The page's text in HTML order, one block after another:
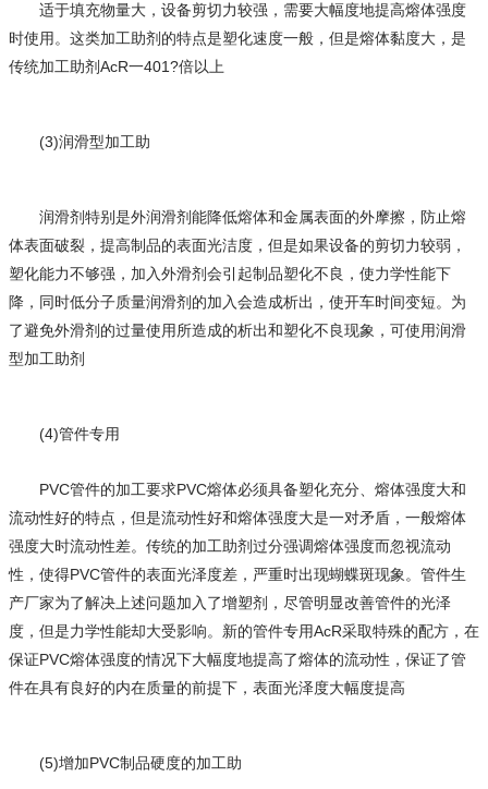
适于填充物量大，设备剪切力较强，需要大幅度地提高熔体强度
时使用。这类加工助剂的特点是塑化速度一般，但是熔体黏度大，是
传统加工助剂AcR一401?倍以上
(3)润滑型加工助
润滑剂特别是外润滑剂能降低熔体和金属表面的外摩擦，防止熔
体表面破裂，提高制品的表面光洁度，但是如果设备的剪切力较弱，
塑化能力不够强，加入外滑剂会引起制品塑化不良，使力学性能下
降，同时低分子质量润滑剂的加入会造成析出，使开车时间变短。为
了避免外滑剂的过量使用所造成的析出和塑化不良现象，可使用润滑
型加工助剂
(4)管件专用
PVC管件的加工要求PVC熔体必须具备塑化充分、熔体强度大和
流动性好的特点，但是流动性好和熔体强度大是一对矛盾，一般熔体
强度大时流动性差。传统的加工助剂过分强调熔体强度而忽视流动
性，使得PVC管件的表面光泽度差，严重时出现蝴蝶斑现象。管件生
产厂家为了解决上述问题加入了增塑剂，尽管明显改善管件的光泽
度，但是力学性能却大受影响。新的管件专用AcR采取特殊的配方，在
保证PVC熔体强度的情况下大幅度地提高了熔体的流动性，保证了管
件在具有良好的内在质量的前提下，表面光泽度大幅度提高
(5)增加PVC制品硬度的加工助